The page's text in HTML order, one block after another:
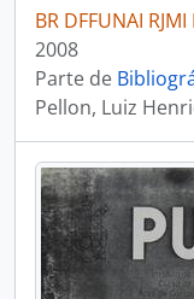
BR DFFUNAI
2008
Parte de
Pellon, Luiz